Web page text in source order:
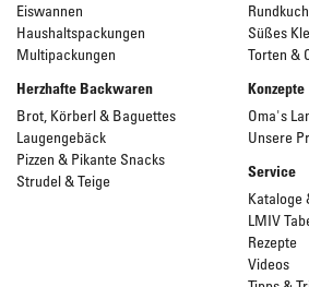
Eiswannen
Haushaltspackungen
Multipackungen
Süßes
Torten &
Herzhafte Backwaren
Brot, Körberl & Baguettes
Laugengebäck
Pizzen & Pikante Snacks
Strudel & Teige
Konzepte
Oma's
Unsere
Service
Kataloge
LMIV
Rezepte
Videos